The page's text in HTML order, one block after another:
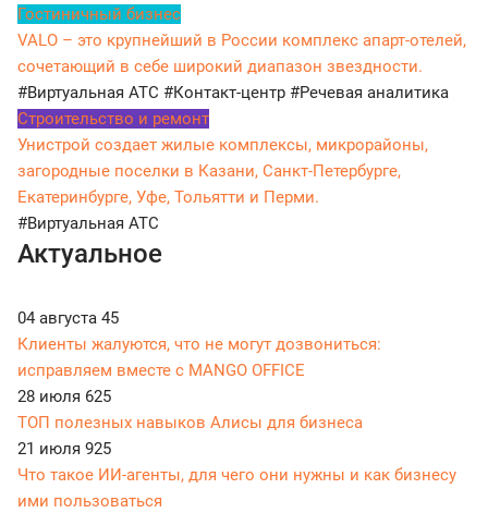
Гостиничный бизнес
VALO – это крупнейший в России комплекс апарт-отелей,
сочетающий в себе широкий диапазон звездности.
#Виртуальная АТС #Контакт-центр #Речевая аналитика
Строительство и ремонт
Унистрой создает жилые комплексы, микрорайоны,
загородные поселки в Казани, Санкт-Петербурге,
Екатеринбурге, Уфе, Тольятти и Перми.
#Виртуальная АТС
Актуальное
04 августа 45
Клиенты жалуются, что не могут дозвониться:
исправляем вместе с MANGO OFFICE
28 июля 625
ТОП полезных навыков Алисы для бизнеса
21 июля 925
Что такое ИИ-агенты, для чего они нужны и как бизнесу
ими пользоваться